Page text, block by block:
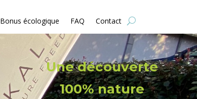
Bonus écologique FAQ Contact
Une découverte
100% nature